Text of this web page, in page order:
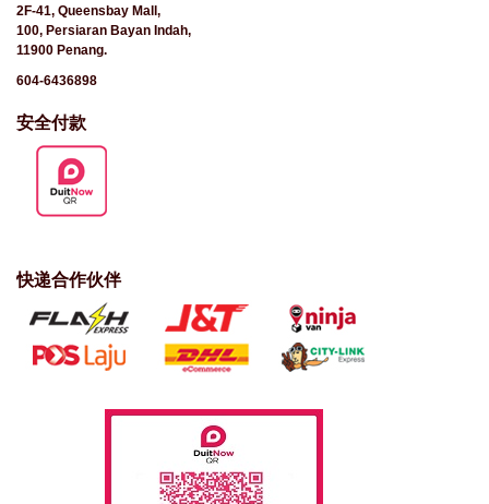
2F-41, Queensbay Mall,
100, Persiaran Bayan Indah,
11900 Penang.
604-6436898
安全付款
快递合作伙伴